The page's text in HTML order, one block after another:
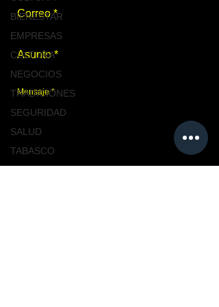
BIENESTAR
EMPRESAS
CULTURA
NEGOCIOS
TRADICIONES
SEGURIDAD
SALUD
TABASCO